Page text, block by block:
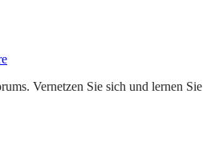
Vernetzen Sie sich und lernen Sie